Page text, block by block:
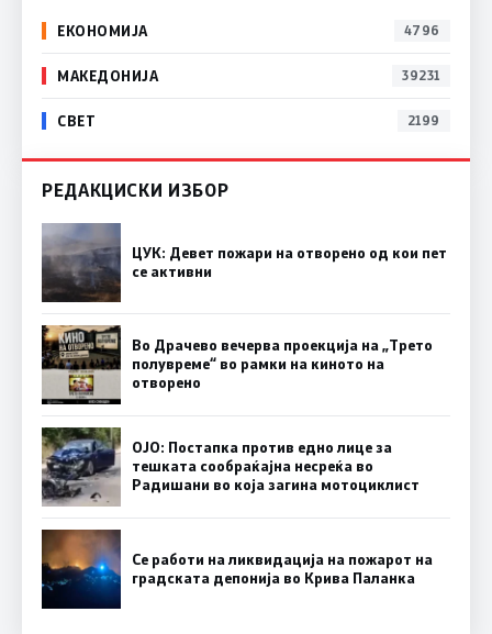
ЕКОНОМИЈА 4796
МАКЕДОНИЈА 39231
СВЕТ 2199
РЕДАКЦИСКИ ИЗБОР
ЦУК: Девет пожари на отворено од кои пет
се активни
Во Драчево вечерва проекција на „Трето
полувреме“ во рамки на киното на
отворено
ОЈО: Постапка против едно лице за
тешката сообраќајна несреќа во
Радишани во која загина мотоциклист
Се работи на ликвидација на пожарот на
градската депонија во Крива Паланка